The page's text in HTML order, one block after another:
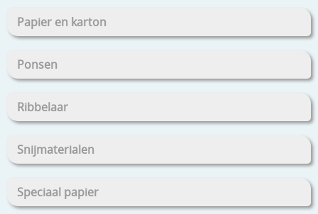
Papier en karton
Ponsen
Ribbelaar
Snijmaterialen
Speciaal papier